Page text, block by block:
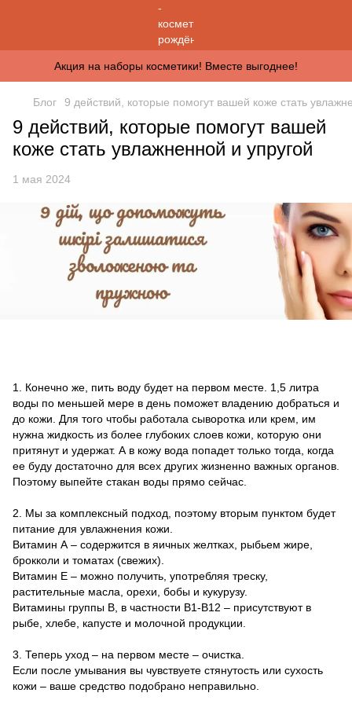
Акция на наборы косметики! Вместе выгоднее!
Блог 9 действий, которые помогут вашей коже стать
9 действий, которые помогут вашей
коже стать увлажненной и упругой
1 мая 2024
1. Конечно же, пить воду будет на первом месте. 1,5 литра
воды по меньшей мере в день поможет владению добраться и
до кожи. Для того чтобы работала сыворотка или крем, им
нужна жидкость из более глубоких слоев кожи, которую они
притянут и удержат. А в кожу вода попадет только тогда, когда
ее буду достаточно для всех других жизненно важных органов.
Поэтому выпейте стакан воды прямо сейчас.
2. Мы за комплексный подход, поэтому вторым пунктом будет
питание для увлажнения кожи.
Витамин А – содержится в яичных желтках, рыбьем жире,
брокколи и томатах (свежих).
Витамин Е – можно получить, употребляя треску,
растительные масла, орехи, бобы и кукурузу.
Витамины группы В, в частности В1-В12 – присутствуют в
рыбе, хлебе, капусте и молочной продукции.
3. Теперь уход – на первом месте – очистка.
Если после умывания вы чувствуете стянутость или сухость
кожи – ваше средство подобрано неправильно.